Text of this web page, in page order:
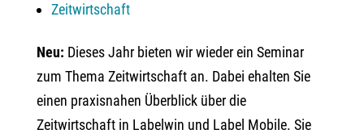
Zeitwirtschaft
Neu: Dieses Jahr bieten wir wieder ein Seminar
zum Thema Zeitwirtschaft an. Dabei ehalten Sie
einen praxisnahen Überblick über die
Zeitwirtschaft in Labelwin und Label Mobile. Sie